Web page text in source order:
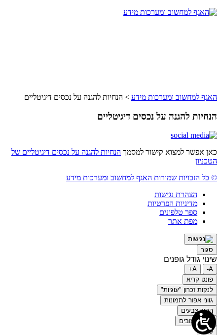
האגף למחשוב ומערכות מידע > הנחיות להגנה על נכסים דיגיטליים
הנחיות להגנה על נכסים דיגיטליים
כאן אפשר למצוא קישור למסמך הנחיות להגנה על נכסים דיגיטליים של
הטכניון
© כל הזכויות שמורות האגף למחשוב ומערכות מידע
הצהרת נגישות
מדיניות הפרטיות
ספר טלפונים
מפת אתר
סגור
שינוי גודל גופנים
A-
A+
פונט קריא
לנקות זכרון "עוגיות"
גווני אפור לתמונות
הפוך צבעים
הסר עיצובים
סגור